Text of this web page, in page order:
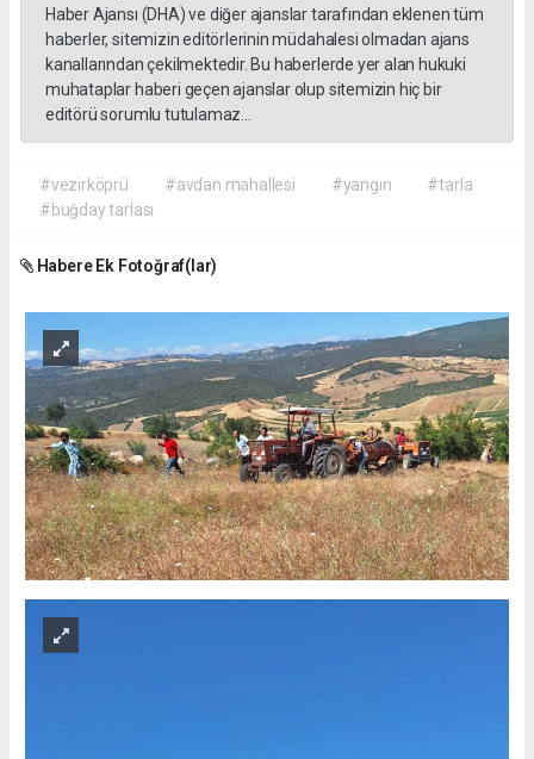
Haber Ajansı (DHA) ve diğer ajanslar tarafından eklenen tüm
haberler, sitemizin editörlerinin müdahalesi olmadan ajans
kanallarından çekilmektedir. Bu haberlerde yer alan hukuki
muhataplar haberi geçen ajanslar olup sitemizin hiç bir
editörü sorumlu tutulamaz...
#vezirköprü #avdan mahallesi #yangın
#tarla
#buğday tarlası
Habere Ek Fotoğraf(lar)